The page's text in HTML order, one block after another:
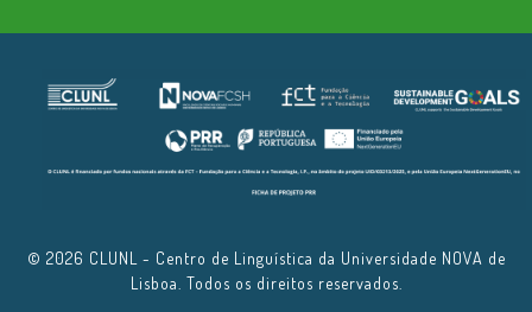
© 2026 CLUNL - Centro de Linguística da Universidade NOVA de
Lisboa. Todos os direitos reservados.